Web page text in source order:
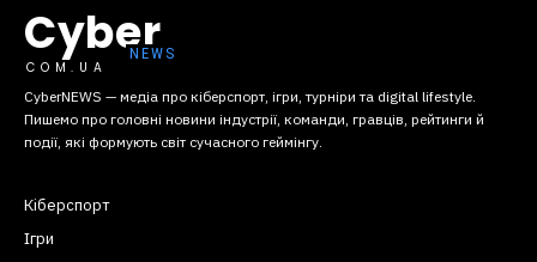
Cyber
COM.UA
CyberNEWS — медіа про кіберспорт, ігри, турніри та digital lifestyle.
Пишемо про головні новини індустрії, команди, гравців, рейтинги й
події, які формують світ сучасного геймінгу.
Кіберспорт
Ігри